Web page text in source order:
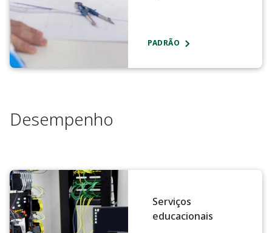
PADRÃO
Desempenho
Serviços
educacionais